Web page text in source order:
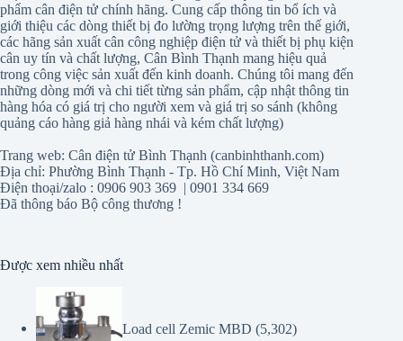
phẩm cân điện tử chính hãng. Cung cấp thông tin bổ ích và
giới thiệu các dòng thiết bị đo lường trọng lượng trên thế giới,
các hãng sản xuất cân công nghiệp điện tử và thiết bị phụ kiện
cân uy tín và chất lượng, Cân Bình Thạnh mang hiệu quả
trong công việc sản xuất đến kinh doanh. Chúng tôi mang đến
những dòng mới và chi tiết từng sản phẩm, cập nhật thông tin
hàng hóa có giá trị cho người xem và giá trị so sánh (không
quảng cáo hàng giả hàng nhái và kém chất lượng)
Trang web: Cân điện tử Bình Thạnh (canbinhthanh.com)
Địa chỉ: Phường Bình Thạnh - Tp. Hồ Chí Minh, Việt Nam
Điện thoại/zalo : 0906 903 369 | 0901 334 669
Đã thông báo Bộ công thương !
Được xem nhiều nhất
Load cell Zemic MBD (5,302)